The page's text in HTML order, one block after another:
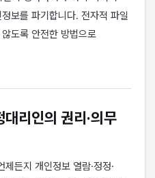
보를 파기합니다. 전자적 파일
도록 안전한 방법으로
리인의 권리·의무
든지 개인정보 열람·정정·